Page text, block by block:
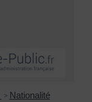
> Nationalité